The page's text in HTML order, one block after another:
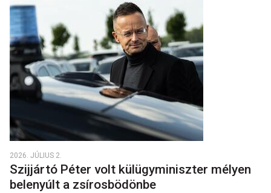
2026. JÚLIUS 2.
Szijjártó Péter volt külügyminiszter mélyen
belenyúlt a zsírosbödönbe